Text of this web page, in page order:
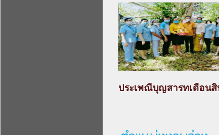
ประเพณีบุญสารทเดือนสิ